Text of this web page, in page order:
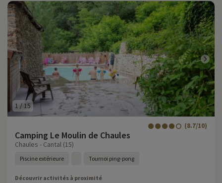
1 /15
Camping Le Moulin de Chaules
(8.7/10)
Chaules - Cantal (15)
Piscine extérieure Tournoi ping-pong
Découvrir activités à proximité